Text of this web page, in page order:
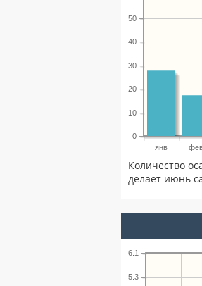
янв
0
10
20
30
40
50
Количество
делает июнь
5.3
6.1